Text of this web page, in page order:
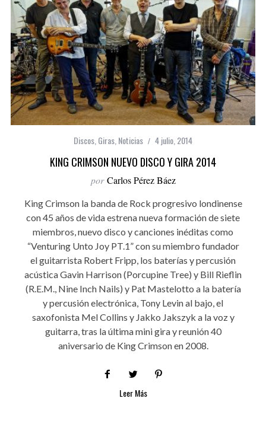
Discos Giras Noticias 4 julio, 2014
KING CRIMSON NUEVO DISCO Y GIRA 2014
por Carlos Pérez Báez
King Crimson la banda de Rock progresivo londinense
con 45 años de vida estrena nueva formación de siete
miembros, nuevo disco y canciones inéditas como
“Venturing Unto Joy PT.1” con su miembro fundador
el guitarrista Robert Fripp, los baterías y percusión
acústica Gavin Harrison (Porcupine Tree) y Bill Rieflin
(R.E.M., Nine Inch Nails) y Pat Mastelotto a la batería
y percusión electrónica, Tony Levin al bajo, el
saxofonista Mel Collins y Jakko Jakszyk a la voz y
guitarra, tras la última mini gira y reunión 40
aniversario de King Crimson en 2008.
Leer Más